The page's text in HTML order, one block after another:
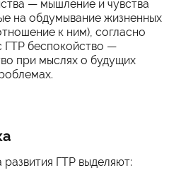
— мышление и чувства
на обдумывание жизненных
к ним), согласно
ГТР беспокойство —
при мыслях о будущих
ГТР выделяют: